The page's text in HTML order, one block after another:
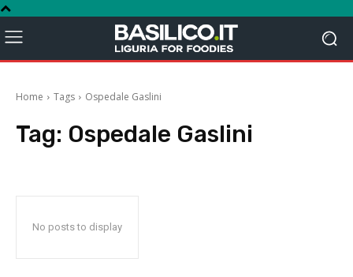
Home Tags Ospedale Gaslini
Tag: Ospedale Gaslini
No posts to display